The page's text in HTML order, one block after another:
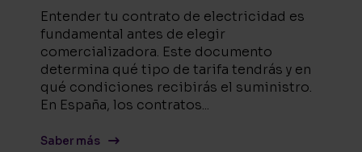
Entender tu contrato de electricidad es
fundamental antes de elegir
comercializadora. Este documento
determina qué tipo de tarifa tendrás y en
qué condiciones recibirás el suministro.
En España, los contratos...
Saber más